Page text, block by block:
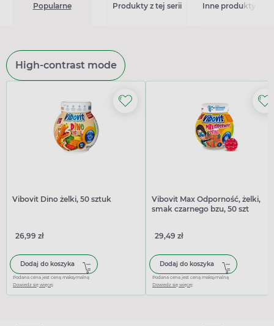
Popularne Produkty z tej serii Inne produkty z
High-contrast mode
Vibovit Dino żelki, 50 sztuk
26,99 zł
Dodaj do koszyka
Podana cena jest ceną maksymalną
Dowiedz się więcej
Vibovit Max Odporność, żelki,
smak czarnego bzu, 50 szt
29,49 zł
Dodaj do koszyka
Podana cena jest ceną maksymalną
Dowiedz się więcej